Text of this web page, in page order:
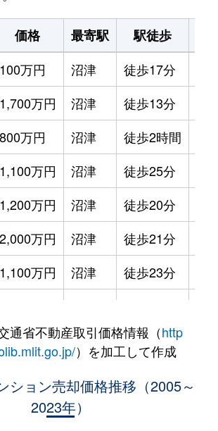
価格 最寄駅 駅徒歩
100万円 沼津 徒歩17分
1,700万円 沼津 徒歩13分
800万円 沼津 徒歩2時間
1,100万円 沼津 徒歩25分
1,200万円 沼津 徒歩20分
2,000万円 沼津 徒歩21分
1,100万円 沼津 徒歩23分
万円 沼津 徒歩26分
3,700万円 沼津
通省不動産取引価格情報（http
）を加工して作成
ション売却価格推移（2005～
2023年）